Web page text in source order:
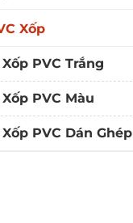
Xốp
PVC Trắng
PVC Màu
PVC Dán Ghép